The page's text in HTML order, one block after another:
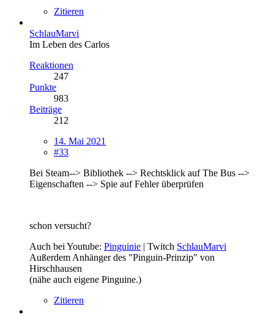
Zitieren
SchlauMarvi
Im Leben des Carlos
Reaktionen
247
Punkte
983
Beiträge
212
14. Mai 2021
#33
Bei Steam--> Bibliothek --> Rechtsklick auf The Bus -->
Eigenschaften --> Spie auf Fehler überprüfen
schon versucht?
Auch bei Youtube: Pinguinie | Twitch SchlauMarvi
Außerdem Anhänger des "Pinguin-Prinzip" von
Hirschhausen
(nähe auch eigene Pinguine.)
Zitieren